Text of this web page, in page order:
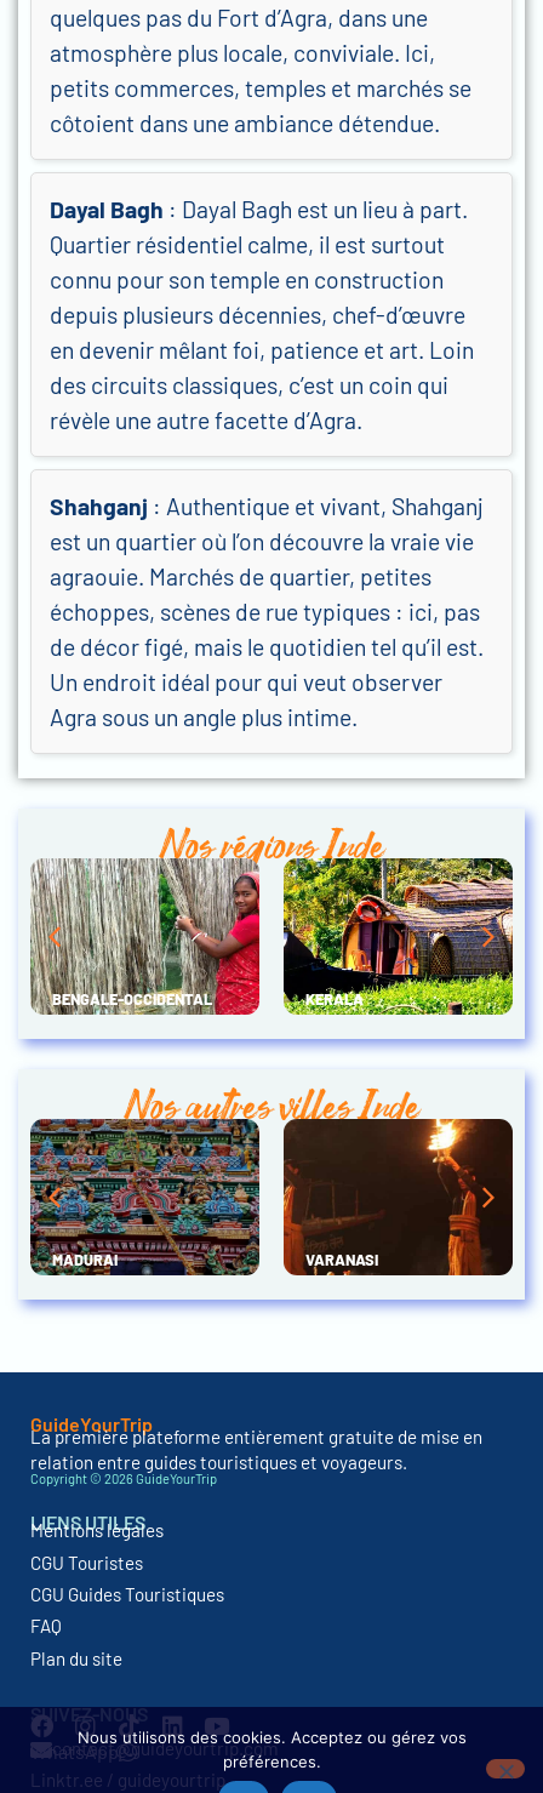
quelques pas du Fort d’Agra, dans une
atmosphère plus locale, conviviale. Ici,
petits commerces, temples et marchés se
côtoient dans une ambiance détendue.
Dayal Bagh : Dayal Bagh est un lieu à part.
Quartier résidentiel calme, il est surtout
connu pour son temple en construction
depuis plusieurs décennies, chef-d’œuvre
en devenir mêlant foi, patience et art. Loin
des circuits classiques, c’est un coin qui
révèle une autre facette d’Agra.
Shahganj : Authentique et vivant, Shahganj
est un quartier où l’on découvre la vraie vie
agraouie. Marchés de quartier, petites
échoppes, scènes de rue typiques : ici, pas
de décor figé, mais le quotidien tel qu’il est.
Un endroit idéal pour qui veut observer
Agra sous un angle plus intime.
Nos régions Inde
BENGALE-OCCIDENTAL KERALA
Nos autres villes Inde
MADURAI VARANASI
GuideYourTrip
La première plateforme entièrement gratuite de mise en
relation entre guides touristiques et voyageurs.
Copyright © 2026 GuideYourTrip
LIENS UTILES
Mentions légales
CGU Touristes
CGU Guides Touristiques
FAQ
Plan du site
SUIVEZ-NOUS
contact@guideyourtrip.com
WhatsApp
Linktr.ee / guideyourtrip
Nous utilisons des cookies. Acceptez ou gérez vos
préférences.